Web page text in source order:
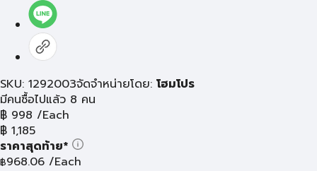
SKU: 1292003จัดจำหน่ายโดย: โฮมโปร
มีคนซื้อไปแล้ว 8 คน
฿ 998 /Each
฿ 1,185
ราคาสุดท้าย*
฿968.06 /Each